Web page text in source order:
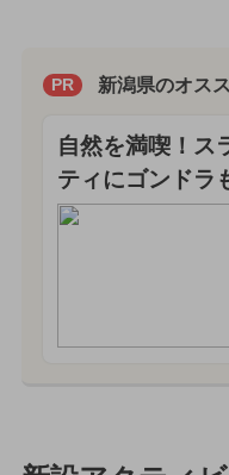
PR 新潟県のオス
自然を満喫！ス
ティにゴンドラ